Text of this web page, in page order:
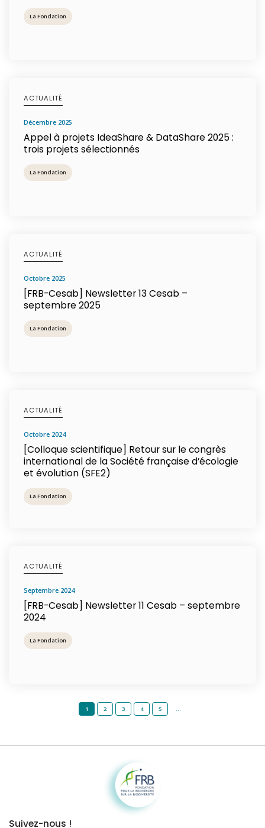
La Fondation
ACTUALITÉ
décembre 2025
Appel à projets IdeaShare & DataShare 2025 :
trois projets sélectionnés
La Fondation
ACTUALITÉ
octobre 2025
[FRB-Cesab] Newsletter 13 Cesab –
septembre 2025
La Fondation
ACTUALITÉ
octobre 2024
[Colloque scientifique] Retour sur le congrès
international de la Société française d’écologie
et évolution (SFE2)
La Fondation
ACTUALITÉ
septembre 2024
[FRB-Cesab] Newsletter 11 Cesab – septembre
2024
La Fondation
1 2 3 4 5 …
Fondation pour la recherche sur la biodiversité
Suivez-nous !